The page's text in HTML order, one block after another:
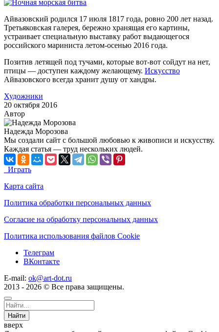
Айвазовский родился 17 июля 1817 года, ровно 200 лет назад.
Третьяковская галерея, бережно хранящая его картины,
устраивает специальную выставку работ выдающегося
российского мариниста летом-осенью 2016 года.
Позитив летящей под тучами, которые вот-вот сойдут на нет,
птицы — доступен каждому желающему. Искусство
Айвазовского всегда хранит душу от хандры.
Художники
20 октября 2016
Автор
Надежда Морозова
Мы создали сайт с большой любовью к живописи и искусству.
Каждая статья — труд нескольких людей.
Играть
Карта сайта
Политика обработки персональных данных
Согласие на обработку персональных данных
Политика использования файлов Cookie
Телеграм
ВКонтакте
E-mail: ok@art-dot.ru
2013 - 2026 © Все права защищены.
Найти
вверх